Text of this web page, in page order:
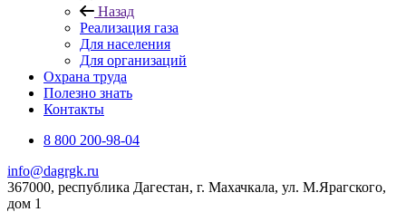
Назад
Реализация газа
Для населения
Для организаций
Охрана труда
Полезно знать
Контакты
8 800 200-98-04
info@dagrgk.ru
367000, республика Дагестан, г. Махачкала, ул. М.Ярагского,
дом 1